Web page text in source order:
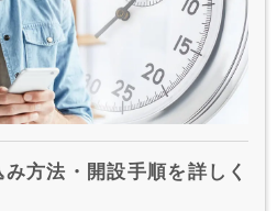
方法・開設手順を詳しく